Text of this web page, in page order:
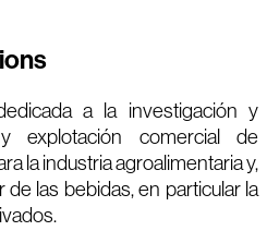
a la investigación y
explotación comercial de
la industria agroalimentaria y,
las bebidas, en particular la